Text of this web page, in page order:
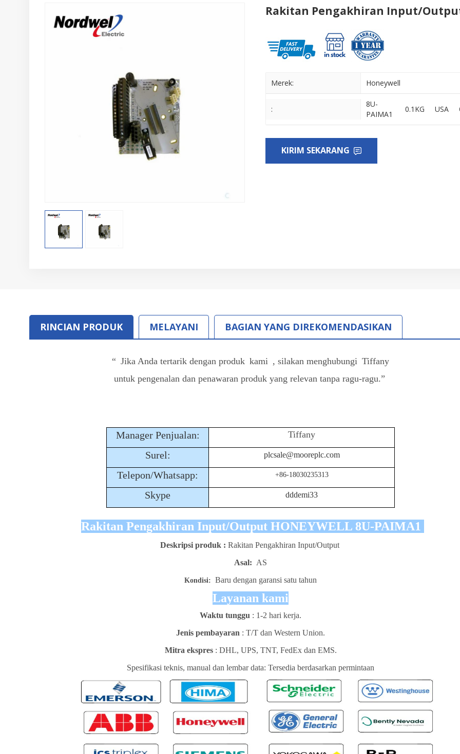
Rakitan Pengakhiran Input/Output
Merek: Honeywell
:
8U-
PAIMA1
0.1KG USA
KIRIM SEKARANG
RINCIAN PRODUK MELAYANI BAGIAN YANG DIREKOMENDASIKAN
“ Jika Anda tertarik dengan produk kami , silakan menghubungi Tiffany
untuk pengenalan dan penawaran produk yang relevan tanpa ragu-ragu.”
Manager Penjualan: Tiffany
Surel: plcsale@mooreplc.com
Telepon/Whatsapp: +86-18030235313
Skype dddemi33
Rakitan Pengakhiran Input/Output HONEYWELL 8U-PAIMA1
Deskripsi produk : Rakitan Pengakhiran Input/Output
Asal: AS
Kondisi: Baru dengan garansi satu tahun
Layanan kami
Waktu tunggu : 1-2 hari kerja.
Jenis pembayaran : T/T dan Western Union.
Mitra ekspres : DHL, UPS, TNT, FedEx dan EMS.
Spesifikasi teknis, manual dan lembar data: Tersedia berdasarkan permintaan